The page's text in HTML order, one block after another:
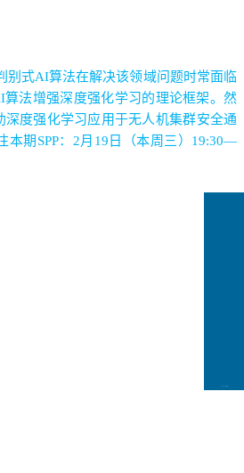
别式AI算法在解决该领域问题时常面临
算法增强深度强化学习的理论框架。然
深度强化学习应用于无人机集群安全通
本期 SPP： 2月 19 日（本周三） 19:30—